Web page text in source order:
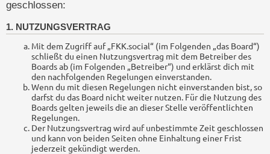
geschlossen:
1. NUTZUNGSVERTRAG
Mit dem Zugriff auf „FKK.social“ (im Folgenden „das Board“)
schließt du einen Nutzungsvertrag mit dem Betreiber des
Boards ab (im Folgenden „Betreiber“) und erklärst dich mit
den nachfolgenden Regelungen einverstanden.
Wenn du mit diesen Regelungen nicht einverstanden bist, so
darfst du das Board nicht weiter nutzen. Für die Nutzung des
Boards gelten jeweils die an dieser Stelle veröffentlichten
Regelungen.
Der Nutzungsvertrag wird auf unbestimmte Zeit geschlossen
und kann von beiden Seiten ohne Einhaltung einer Frist
jederzeit gekündigt werden.